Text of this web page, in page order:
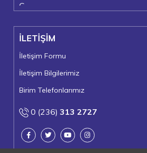
C
+21°
Turgutlu
Pazartesi, 10
İLETİŞİM
İletişim Formu
İletişim Bilgilerimiz
Birim Telefonlarımız
0 (236) 313 2727